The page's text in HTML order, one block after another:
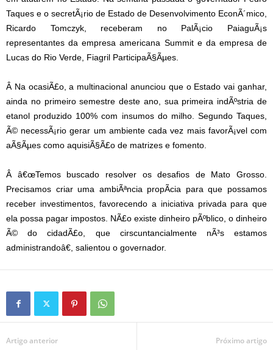
Taques e o secretÃ¡rio de Estado de Desenvolvimento EconÃ´mico,
Ricardo Tomczyk, receberam no PalÃ¡cio PaiaguÃ¡s
representantes da empresa americana Summit e da empresa de
Lucas do Rio Verde, Fiagril ParticipaÃ§Ãµes.
Â Na ocasiÃ£o, a multinacional anunciou que o Estado vai ganhar,
ainda no primeiro semestre deste ano, sua primeira indÃºstria de
etanol produzido 100% com insumos do milho. Segundo Taques,
Ã© necessÃ¡rio gerar um ambiente cada vez mais favorÃ¡vel com
aÃ§Ãµes como aquisiÃ§Ã£o de matrizes e fomento.
Â â€œTemos buscado resolver os desafios de Mato Grosso.
Precisamos criar uma ambiÃªncia propÃ­cia para que possamos
receber investimentos, favorecendo a iniciativa privada para que
ela possa pagar impostos. NÃ£o existe dinheiro pÃºblico, o dinheiro
Ã© do cidadÃ£o, que cirscuntancialmente nÃ³s estamos
administrandoâ€, salientou o governador.
Artigo anterior Próximo artigo